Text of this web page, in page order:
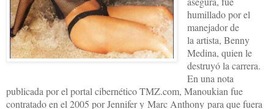
humillado por el
manejador de
la artista, Benny
Medina, quien le
destruyó la carrera.
En una nota
publicada por el portal cibernético TMZ.com, Manoukian fue
contratado en el 2005 por Jennifer y Marc Anthony para que fuera